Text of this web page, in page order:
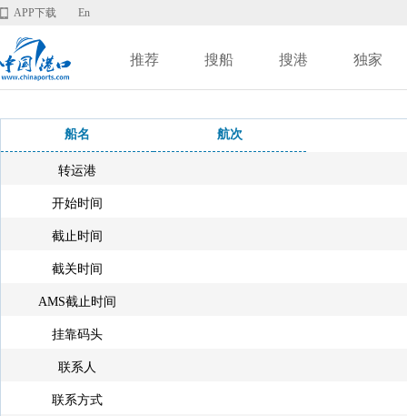
APP下载 En
推荐 搜船 搜港 独家
船名 航次
转运港
开始时间
截止时间
截关时间
AMS截止时间
挂靠码头
联系人
联系方式